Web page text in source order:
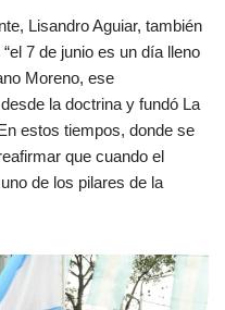
Lisandro Aguiar, también
7 de junio es un día lleno
Moreno, ese
la doctrina y fundó La
estos tiempos, donde se
que cuando el
de los pilares de la